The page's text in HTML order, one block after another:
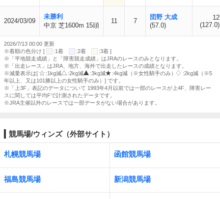
2024/03/09
未勝利
中京 芝1600m 15頭
11 7
団野 大成
(57.0)
12
(127.0)
2026/7/13 00:00 更新
※着順の色分け [
:1着 :2着
:3着 ]
※「平地競走成績」と「障害競走成績」はJRAのレースのみとなります。
※「出走レース」はJRA、地方、海外で出走したレースの成績となります。
※減量表示は[
:1kg減 :2kg減 :3kg減 :4kg減（※女性騎手のみ）
:2kg減（※5
年以上、又は101勝以上の女性騎手のみ）] です。
※「上3F」表記のデータについて 1993年4月以前では一部のレースが上4F、障害レー
スに関しては平均Fで計測されたデータです。
※JRA主催以外のレースでは一部データがない場合があります。
競馬場/ウィンズ（外部サイト）
札幌競馬場 函館競馬場
福島競馬場 新潟競馬場